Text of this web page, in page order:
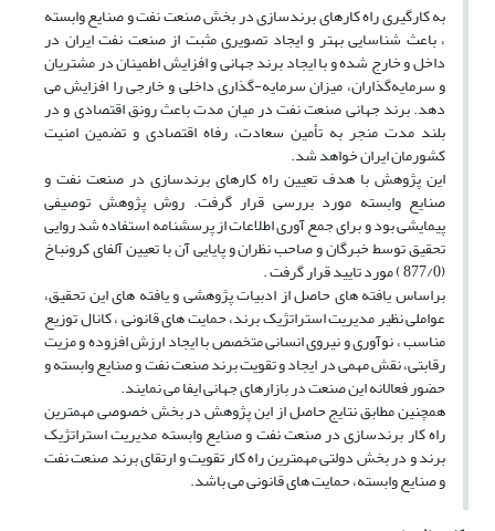
به کارگیری راه کارهای برندسازی در بخش صنعت نفت و صنایع وابسته
، باعث شناسایی بهتر و ایجاد تصویری مثبت از صنعت نفت ایران در
داخل و خارج شده و با ایجاد برند جهانی و افزایش اطمینان در مشتریان
و سرمایه‌گذاران، میزان سرمایه-گذاری داخلی و خارجی را افزایش می
دهد. برند جهانی صنعت نفت در میان مدت باعث رونق اقتصادی و در
بلند مدت منجر به تأمین سعادت، رفاه اقتصادی و تضمین امنیت
کشورمان ایران خواهد شد.
این پژوهش با هدف تعیین راه کارهای برندسازی در صنعت نفت و
صنایع وابسته مورد بررسی قرار گرفت. روش پژوهش توصیفی
پیمایشی بود و برای جمع آوری اطلاعات از پرسشنامه استفاده شد روایی
تحقیق توسط خبرگان و صاحب نظران و پایایی آن با تعیین آلفای کرونباخ
(877/0 ) مورد تایید قرار گرفت .
براساس یافته های حاصل از ادبیات پژوهشی و یافته های این تحقیق،
عواملی نظیر مدیریت استراتژیک برند، حمایت های قانونی ، کانال توزیع
مناسب ، نوآوری و نیروی انسانی متخصص با ایجاد ارزش افزوده و مزیت
رقابتی، نقش مهمی در ایجاد و تقویت برند صنعت نفت و صنایع وابسته و
حضور فعالانه این صنعت در بازارهای جهانی ایفا می نمایند.
همچنین مطابق نتایج حاصل از این پژوهش در بخش خصوصی مهمترین
راه کار برندسازی در صنعت نفت و صنایع وابسته مدیریت استراتژیک
برند و در بخش دولتی مهمترین راه کار تقویت و ارتقای برند صنعت نفت
و صنایع وابسته، حمایت های قانونی می باشد.